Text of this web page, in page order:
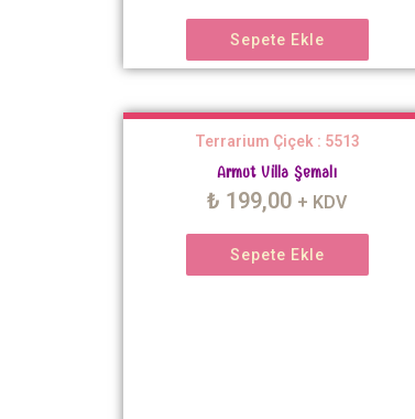
Sepete Ekle
Terrarium Çiçek : 5513
Armut Villa Şemalı
₺ 199,00 + KDV
Sepete Ekle